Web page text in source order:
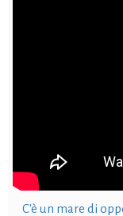
C'è un mare di